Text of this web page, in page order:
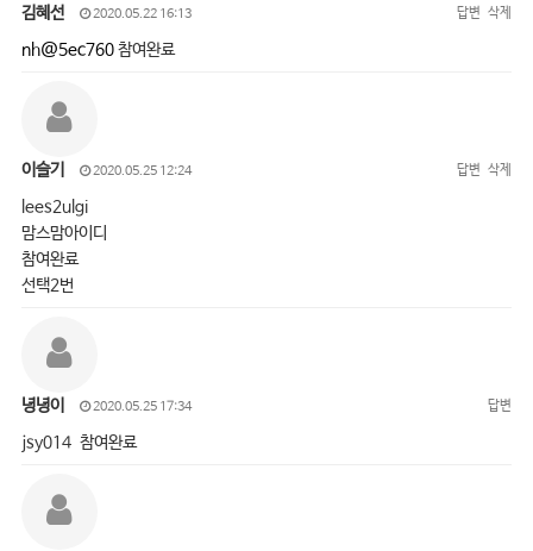
김혜선 2020.05.22 16:13 답변 삭제
nh@5ec760참여완료
이슬기 2020.05.25 12:24 답변 삭제
lees2ulgi
맘스맘아이디
참여완료
선택2번
녕녕이 2020.05.25 17:34 답변
jsy014 참여완료